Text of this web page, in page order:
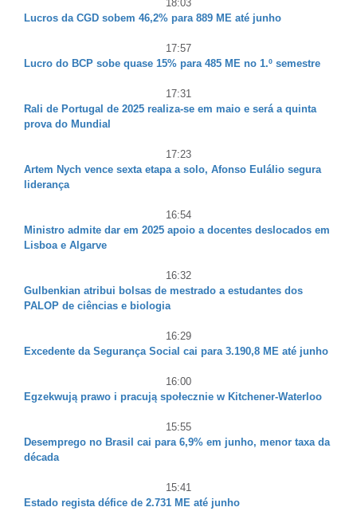
18:03
Lucros da CGD sobem 46,2% para 889 ME até junho
17:57
Lucro do BCP sobe quase 15% para 485 ME no 1.º semestre
17:31
Rali de Portugal de 2025 realiza-se em maio e será a quinta
prova do Mundial
17:23
Artem Nych vence sexta etapa a solo, Afonso Eulálio segura
liderança
16:54
Ministro admite dar em 2025 apoio a docentes deslocados em
Lisboa e Algarve
16:32
Gulbenkian atribui bolsas de mestrado a estudantes dos
PALOP de ciências e biologia
16:29
Excedente da Segurança Social cai para 3.190,8 ME até junho
16:00
Egzekwują prawo i pracują społecznie w Kitchener-Waterloo
15:55
Desemprego no Brasil cai para 6,9% em junho, menor taxa da
década
15:41
Estado regista défice de 2.731 ME até junho